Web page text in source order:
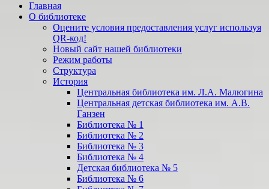
вверх
Главная
О библиотеке
Оцените условия предоставления услуг используя
QR-код!
Новый сайт нашей библиотеки
Режим работы
Структура
История
Центральная библиотека им. Л.А. Малюгина
Центральная детская библиотека им. А.В.
Ганзен
Библиотека № 1
Библиотека № 2
Библиотека № 3
Библиотека № 4
Детская библиотека № 5
Библиотека № 6